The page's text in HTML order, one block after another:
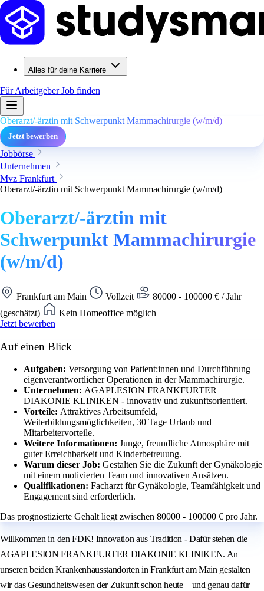
Alles für deine Karriere
Für ArbeitgeberJob finden
Oberarzt/-ärztin mit Schwerpunkt Mammachirurgie (w/m/d)
Jetzt bewerben
Jobbörse
Unternehmen
Mvz Frankfurt
Oberarzt/-ärztin mit Schwerpunkt Mammachirurgie (w/m/d)
Oberarzt/-ärztin mit
Schwerpunkt Mammachirurgie
(w/m/d)
Frankfurt am Main Vollzeit
80000 - 100000 € / Jahr
(geschätzt)
Kein Homeoffice möglich
Jetzt bewerben
Auf einen Blick
Aufgaben: Versorgung von Patient:innen und Durchführung
eigenverantwortlicher Operationen in der Mammachirurgie.
Unternehmen: AGAPLESION FRANKFURTER
DIAKONIE KLINIKEN - innovativ und zukunftsorientiert.
Vorteile: Attraktives Arbeitsumfeld,
Weiterbildungsmöglichkeiten, 30 Tage Urlaub und
Mitarbeitervorteile.
Weitere Informationen: Junge, freundliche Atmosphäre mit
guter Erreichbarkeit und Kinderbetreuung.
Warum dieser Job: Gestalten Sie die Zukunft der Gynäkologie
mit einem motivierten Team und innovativen Ansätzen.
Qualifikationen: Facharzt für Gynäkologie, Teamfähigkeit und
Engagement sind erforderlich.
Das prognostizierte Gehalt liegt zwischen 80000 - 100000 € pro Jahr.
Willkommen in den FDK! Innovation aus Tradition - Dafür stehen die
AGAPLESION FRANKFURTER DIAKONIE KLINIKEN. An
unseren beiden Krankenhausstandorten in Frankfurt am Main gestalten
wir das Gesundheitswesen der Zukunft schon heute – und genau dafür